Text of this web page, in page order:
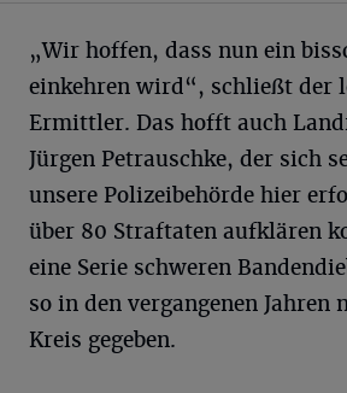
„Wir hoffen, dass nun ein
einkehren wird“, schließt der
Ermittler. Das hofft auch
Jürgen Petrauschke, der sich
unsere Polizeibehörde hier
über 80 Straftaten aufklären
eine Serie schweren
so in den vergangenen Jahren
Kreis gegeben.